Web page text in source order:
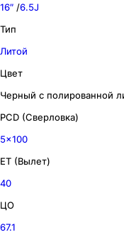
16″ /6.5J
Тип
Литой
Цвет
Черный с полированной
PCD (Сверловка)
5x100
ET (Вылет)
40
ЦО
67.1